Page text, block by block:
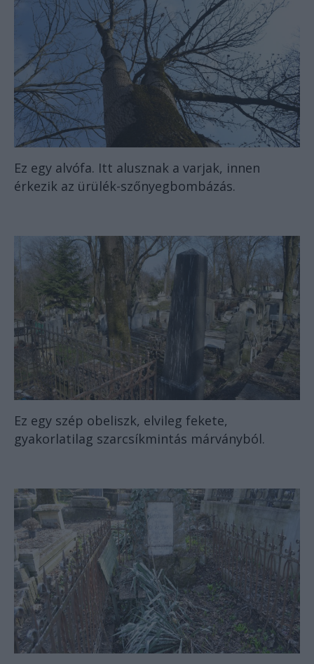
Ez egy alvófa. Itt alusznak a varjak, innen
érkezik az ürülék-szőnyegbombázás.
Ez egy szép obeliszk, elvileg fekete,
gyakorlatilag szarcsíkmintás márványból.